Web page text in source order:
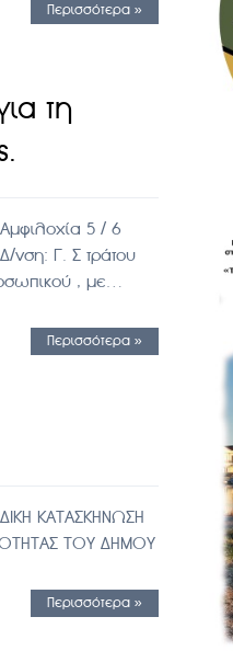
Περισσότερα »
τη
5 / 6
Σ τράτου
, με…
Περισσότερα »
ΚΑΤΑΣΚΗΝΩΣΗ
ΤΟΥ ΔΗΜΟΥ
Περισσότερα »